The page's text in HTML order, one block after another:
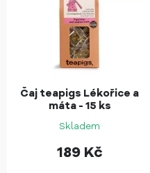
Čaj teapigs Lékořice a
máta - 15 ks
Skladem
189 Kč